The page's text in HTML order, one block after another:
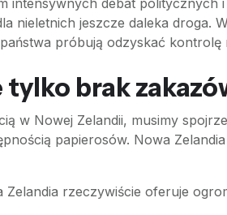
intensywnych debat
nieletnich jeszcze daleka
próbują odzyskać
brak
w Nowej Zelandii, musimy
papierosów. Nowa
rzeczywiście oferuje